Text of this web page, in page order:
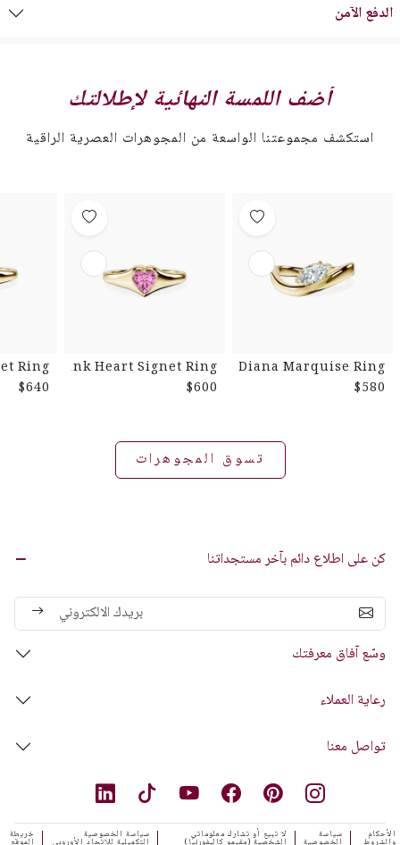
الدفع الآمن
أضف اللمسة النهائية لإطلالتك
استكشف مجموعتنا الواسعة من المجوهرات العصرية الراقية
Diana Marquise Ring
$580
Pink Heart Signet Ring
$600
Ring
$640
تسوق المجوهرات
كن على اطلاع دائم بآخر مستجداتنا
وسّع آفاق معرفتك
رعاية العملاء
تواصل معنا
الأحكام سياسة لا تبيع أو تشارك معلوماتي سياسة الخصوصية خريطة